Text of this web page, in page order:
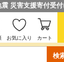
災害支援寄付受
検
お気に入り カート